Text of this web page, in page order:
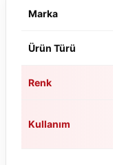
Marka
Ürün Türü
Renk
Kullanım